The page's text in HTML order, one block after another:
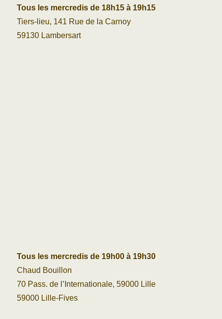
Tous les mercredis de 18h15 à 19h15
Tiers-lieu, 141 Rue de la Carnoy
59130 Lambersart
Tous les mercredis de 19h00 à 19h30
Chaud Bouillon
70 Pass. de l’Internationale, 59000 Lille
59000 Lille-Fives